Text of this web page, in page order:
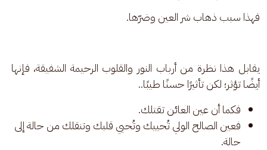
فهذا سبب ذهاب شر العين وضرّها.
يقابل هذا نظرة من أرباب النور والقلوب الرحيمة الشفيقة، فإنها
أيضًا تؤثر؛ لكن تأثيرًا حسنًا طيبًا..
فكما أن عين العائن تقتلك.
فعين الصالح الولي تُحييك وتُحيي قلبك وتنقلك من حالة إلى
حالة.